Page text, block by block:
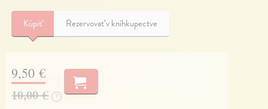
Kúpiť Rezervovať v kníhkupectve
9,50 €
10,00 € ?